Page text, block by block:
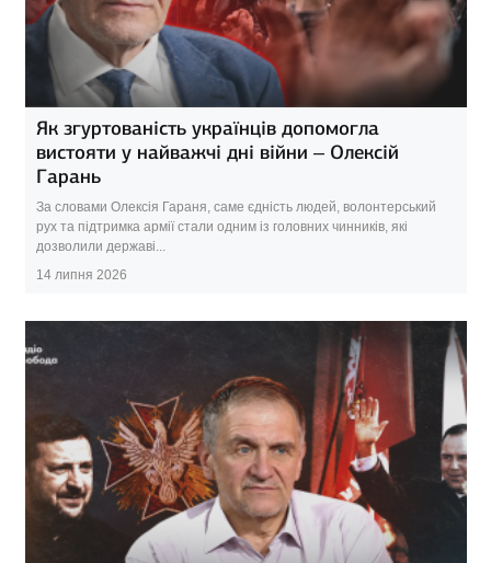
Як згуртованість українців допомогла
вистояти у найважчі дні війни – Олексій
Гарань
За словами Олексія Гараня, саме єдність людей, волонтерський
рух та підтримка армії стали одним із головних чинників, які
дозволили державі...
14 липня 2026